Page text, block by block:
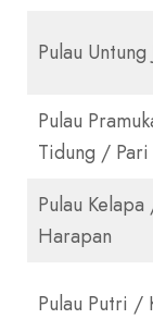
Pulau Untung
Pulau
Tidung / Pari
Pulau
Harapan
Pulau Putri /